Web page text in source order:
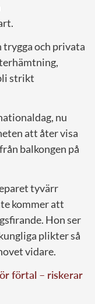
och privata
strikt
nu
att åter visa
balkongen på
tyvärr
kommer att
Hon ser
plikter så
vidare.
förtal – riskerar